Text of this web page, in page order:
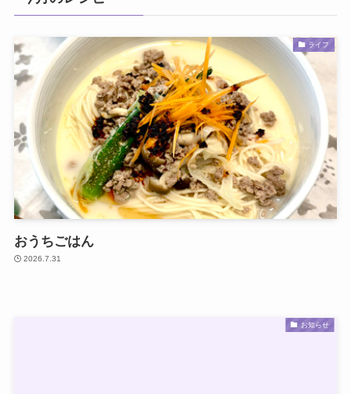
ライフ
おうちごはん
2026.7.31
お知らせ